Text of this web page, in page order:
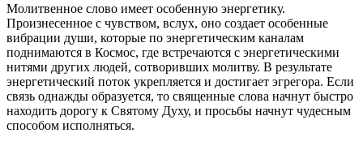
Молитвенное слово имеет особенную энергетику.
Произнесенное с чувством, вслух, оно создает особенные
вибрации души, которые по энергетическим каналам
поднимаются в Космос, где встречаются с энергетическими
нитями других людей, сотворивших молитву. В результате
энергетический поток укрепляется и достигает эгрегора. Если
связь однажды образуется, то священные слова начнут быстро
находить дорогу к Святому Духу, и просьбы начнут чудесным
способом исполняться.